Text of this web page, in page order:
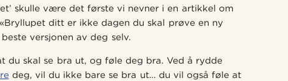
skulle være det første vi nevner i en artikkel om
ditt er ikke dagen du skal prøve en ny
versjonen av deg selv.
skal se bra ut, og føle deg bra. Ved å rydde
deg, vil du ikke bare se bra ut… du vil også føle at